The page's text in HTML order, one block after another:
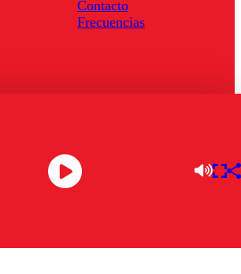
Contacto
Frecuencias
Descarga la APP